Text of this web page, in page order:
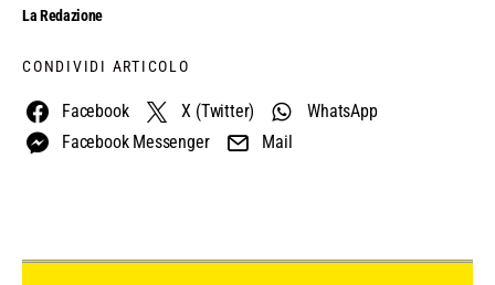
La Redazione
CONDIVIDI ARTICOLO
Facebook X (Twitter)
WhatsApp
Facebook Messenger
Mail